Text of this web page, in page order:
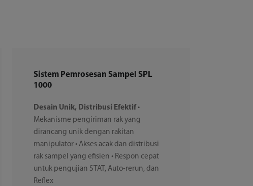
Sistem Pemrosesan Sampel SPL
1000
Desain Unik, Distribusi Efektif•
Mekanisme pengiriman rak yang
dirancang unik dengan rakitan
manipulator • Akses acak dan distribusi
rak sampel yang efisien • Respon cepat
untuk pengujian STAT, Auto-rerun, dan
Reflex